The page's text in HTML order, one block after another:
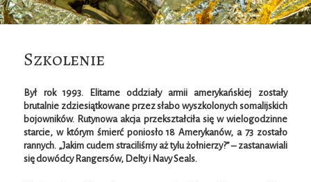
Szkolenie
Był rok 1993. Elitarne oddziały armii amerykańskiej zostały
brutalnie zdziesiątkowane przez słabo wyszkolonych somalijskich
bojowników. Rutynowa akcja przekształciła się w wielogodzinne
starcie, w którym śmierć poniosło 18 Amerykanów, a 73 zostało
rannych. „Jakim cudem straciliśmy aż tylu żołnierzy?” – zastanawiali
się dowódcy Rangersów, Delty i Navy Seals.